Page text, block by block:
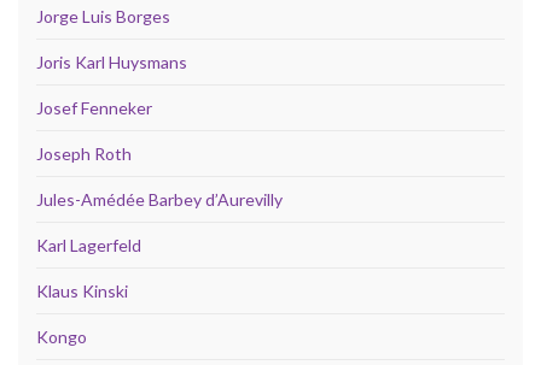
Jorge Luis Borges
Joris Karl Huysmans
Josef Fenneker
Joseph Roth
Jules-Amédée Barbey d’Aurevilly
Karl Lagerfeld
Klaus Kinski
Kongo